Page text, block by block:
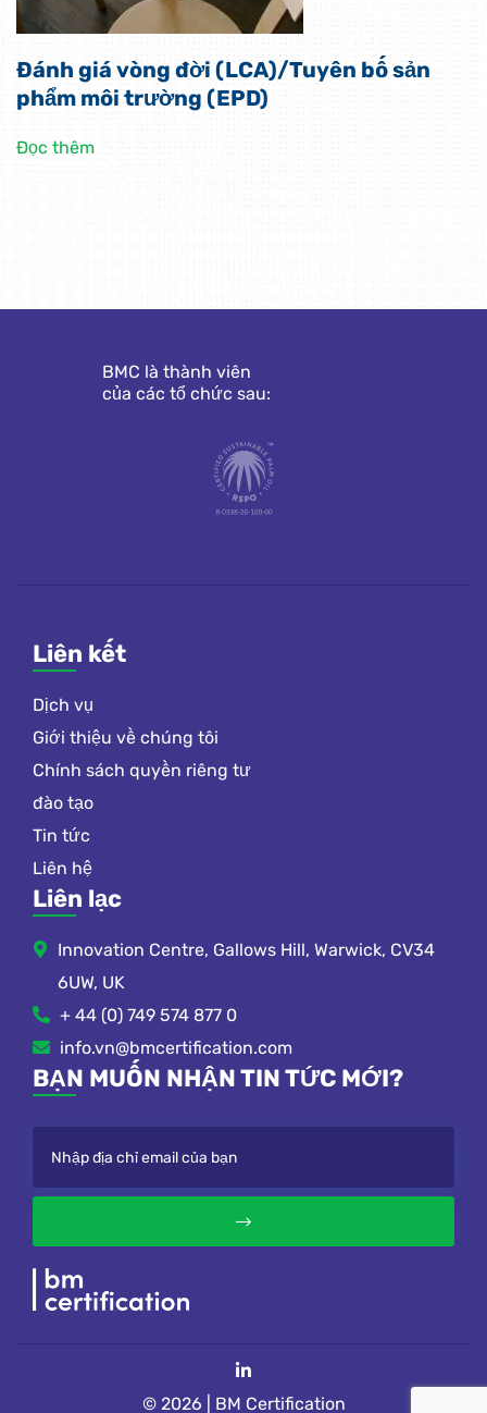
Đánh giá vòng đời (LCA)/Tuyên bố sản
phẩm môi trường (EPD)
Đọc thêm
BMC là thành viên
của các tổ chức sau:
Liên kết
Dịch vụ
Giới thiệu về chúng tôi
Chính sách quyền riêng tư
đào tạo
Tin tức
Liên hệ
Liên lạc
Innovation Centre, Gallows Hill, Warwick, CV34
6UW, UK
+ 44 (0) 749 574 877 0
info.vn@bmcertification.com
BẠN MUỐN NHẬN TIN TỨC MỚI?
© 2026 | BM Certification